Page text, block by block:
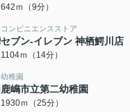
642ｍ（9分）
コンビニエンスストア
セブン‐イレブン 神栖鰐川店
1104ｍ（14分）
幼稚園
鹿嶋市立第二幼稚園
1930ｍ（25分）